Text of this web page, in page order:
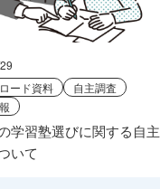
ード資料
自主調査
学習塾選びに関する自主
いて